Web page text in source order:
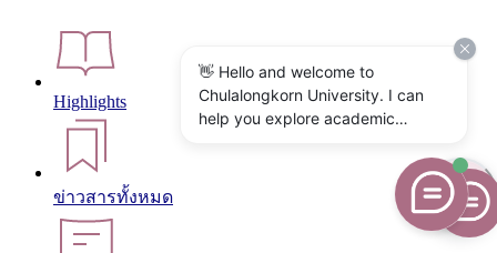
Highlights
ข่าวสารทั้งหมด
👋 Hello and welcome to
Chulalongkorn University. I can
help you explore academic